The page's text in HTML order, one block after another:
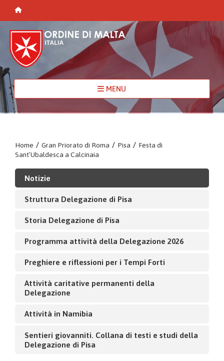
MENU
Home / Gran Priorato di Roma / Pisa / Festa di
Sant’Ubaldesca a Calcinaia
Notizie
Struttura Delegazione di Pisa
Storia Delegazione di Pisa
Programma attività della Delegazione 2026
Preghiere e riflessioni per i Tempi Forti
Attività caritative permanenti della
Delegazione
Attività in Namibia
Sentieri giovanniti. Collana di testi e studi della
Delegazione di Pisa